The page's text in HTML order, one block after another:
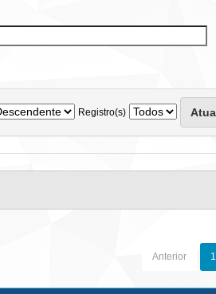
Registro(s)
Anterior 1